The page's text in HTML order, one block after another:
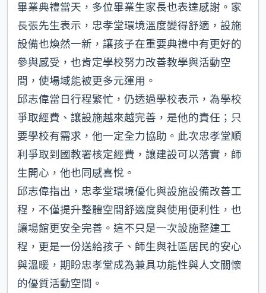
畢業典禮當天，多位畢業生家長也表達感謝。家
長張先生表示，忠孝堂環境溫度變得舒適，設施
設備也煥然一新，讓孩子在重要典禮中有更好的
參與感受，也肯定學校努力改善教學與活動空
間，使場域能被更多元運用。
邱志偉當日行程繁忙，仍透過學校表示，為學校
爭取經費、讓設施越來越完善，是他的責任；只
要學校有需求，他一定全力協助。此次忠孝堂順
利爭取到國教署核定經費，讓建設可以落實，師
生開心，他也同感喜悅。
邱志偉指出，忠孝堂環境優化與設施設備改善工
程，不僅提升整體空間舒適度與使用便利性，也
讓場館更安全完善。這不只是一次設施整建工
程，更是一份送給孩子、師生與社區居民的安心
與溫暖，期盼忠孝堂成為兼具功能性與人文關懷
的優質活動空間。